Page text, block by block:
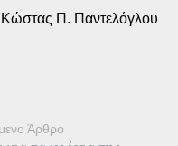
Κώστας Π. Παντελόγλου
Άρθρο